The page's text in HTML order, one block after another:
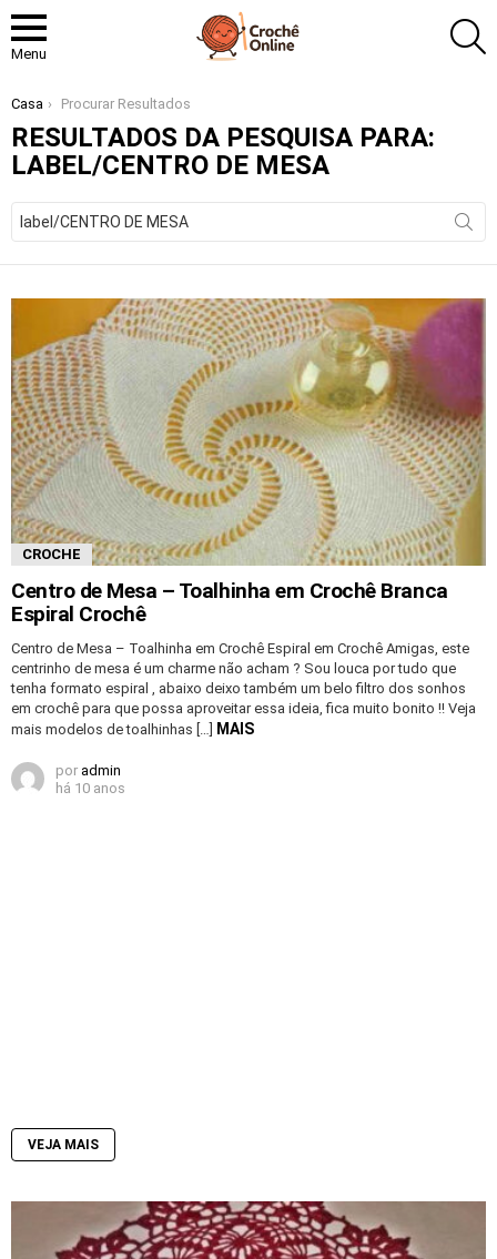
Menu
Você está aqui:
Casa Procurar Resultados
RESULTADOS DA PESQUISA PARA:
LABEL/CENTRO DE MESA
por:
CROCHE
Centro de Mesa – Toalhinha em Crochê Branca
Espiral Crochê
Centro de Mesa – Toalhinha em Crochê Espiral em Crochê Amigas, este
centrinho de mesa é um charme não acham ? Sou louca por tudo que
tenha formato espiral , abaixo deixo também um belo filtro dos sonhos
em crochê para que possa aproveitar essa ideia, fica muito bonito !! Veja
mais modelos de toalhinhas […]
MAIS
por admin
há 10 anos
VEJA MAIS